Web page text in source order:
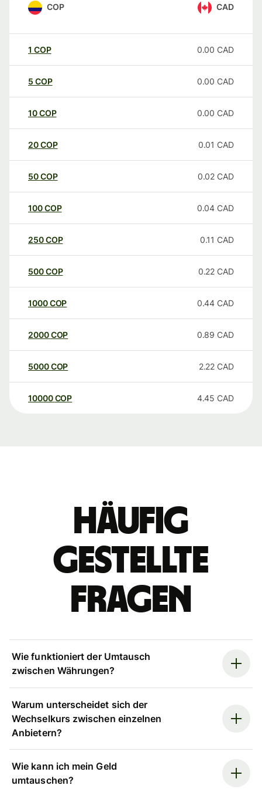
COP CAD
1 COP 0.00 CAD
5 COP 0.00 CAD
10COP 0.00 CAD
20COP 0.01 CAD
50COP 0.02 CAD
100COP 0.04 CAD
250COP 0.11 CAD
500COP 0.22 CAD
1000COP 0.44 CAD
2000COP 0.89 CAD
5000COP 2.22 CAD
10000 COP 4.45 CAD
Häufig
gestellte
Fragen
Wie funktioniert der Umtausch
zwischen Währungen?
Warum unterscheidet sich der
Wechselkurs zwischen einzelnen
Anbietern?
Wie kann ich mein Geld
umtauschen?